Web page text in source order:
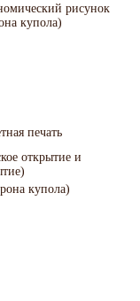
рисунок
купола)
печать
открытие и
купола)